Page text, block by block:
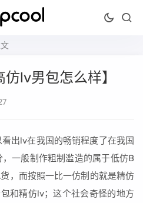
lv男包怎么样】
出lv在我国的畅销程度了在我国
一般制作粗制滥造的属于低仿B
，而按照一比一仿制的就是精仿
和精仿lv；这个社会奇怪的地方